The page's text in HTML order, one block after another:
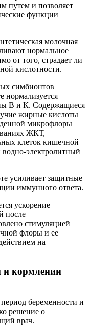
путем и позволяет
функции
молочная
нормальное
от того, страдает ли
кислотности.
симбионтов
нормализуется
В и К. Содержащиеся
жирные кислоты
микрофлоры
ЖКТ,
клеток кишечной
электролитный
усиливает защитные
иммунного ответа.
ускорение
после
стимуляцией
флоры и ее
на
и кормлении
беременности и
решение о
врач.